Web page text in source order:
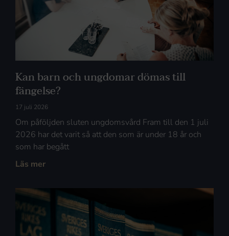
Kan barn och ungdomar dömas till
fängelse?
17 juli 2026
Om påföljden sluten ungdomsvård Fram till den 1 juli
2026 har det varit så att den som är under 18 år och
som har begått
Läs mer